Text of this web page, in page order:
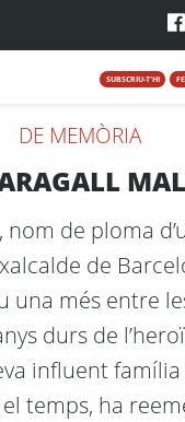
SUBSCRIU-T'HI
DE MEMÒRIA
nom de ploma
de
una més entre
durs de
influent
temps, ha